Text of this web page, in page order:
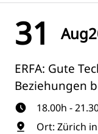
31 Aug
ERFA: Gute
Beziehungen
18.00h -
Ort: Zürich